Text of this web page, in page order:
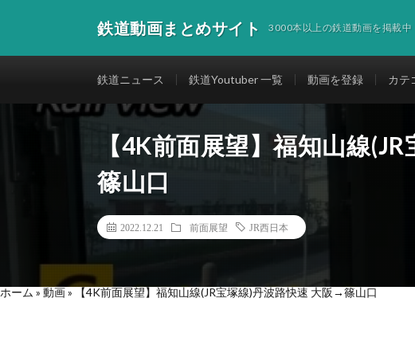
鉄道動画まとめサイト 3000本以上の鉄道動画を掲載中
鉄道ニュース 鉄道Youtuber 一覧 動画を登録 カテ
【4K前面展望】福知山線
篠山口
2022.12.21 前面展望 JR西日本
ホーム » 動画» 【4K前面展望】福知山線(JR宝塚線)丹波路快速 大阪→篠山口